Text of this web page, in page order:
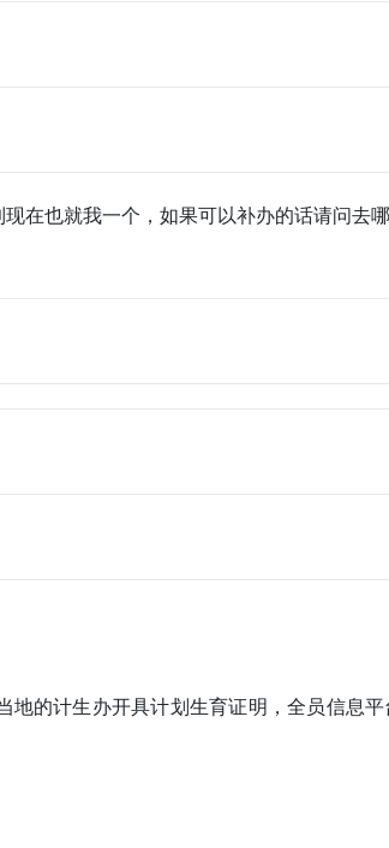
在也就我一个，如果可以补办的话请问去
的计生办开具计划生育证明，全员信息平